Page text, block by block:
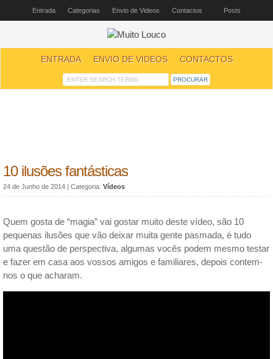
Entrada Categorias Envio de Videos Contactos Posts
ENTRADA ENVIO DE VIDEOS CONTACTOS
10 ilusões fantásticas
24 de Junho de 2014 | Categoria: Vídeos
Quem gosta de “magia” vai gostar muito deste vídeo, são 10
pequenas ilusões que vão deixar muita gente pasmada, é tudo
uma questão de perspectiva, algumas vocês podem mesmo testar
e fazer em casa aos vossos amigos e familiares, depois contem-
nos o que acharam.